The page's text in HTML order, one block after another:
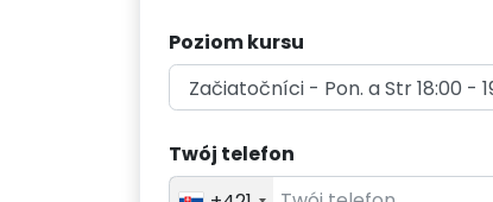
Poziom kursu
Twój telefon